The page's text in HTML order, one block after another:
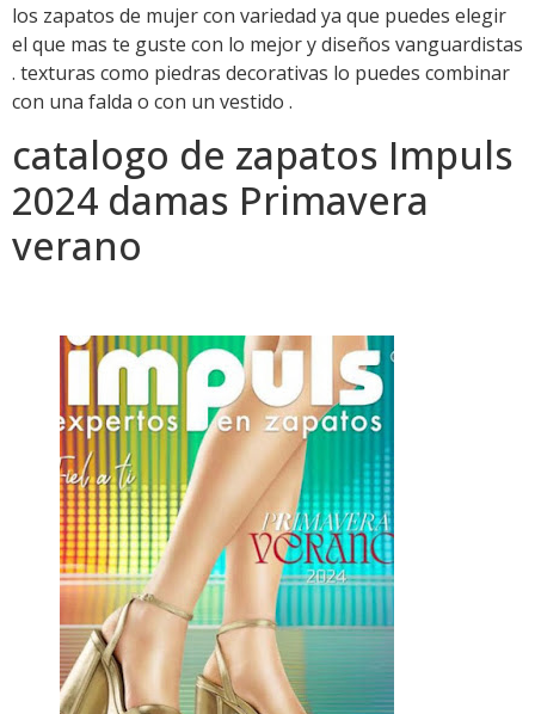
los zapatos de mujer con variedad ya que puedes elegir
el que mas te guste con lo mejor y diseños vanguardistas
. texturas como piedras decorativas lo puedes combinar
con una falda o con un vestido .
catalogo de zapatos Impuls
2024 damas Primavera
verano